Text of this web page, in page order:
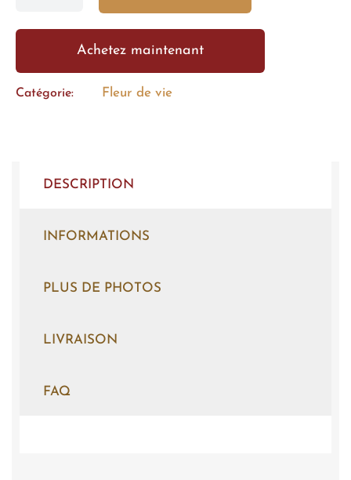
Achetez maintenant
Catégorie Fleur de vie
DESCRIPTION
INFORMATIONS
PLUS DE PHOTOS
LIVRAISON
FAQ